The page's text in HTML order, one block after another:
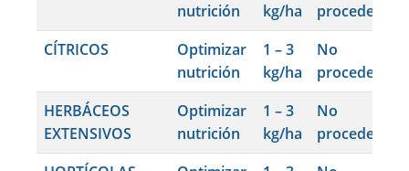
nutrición
kg/ha
procede
CÍTRICOS
Optimizar
nutrición
1 – 3
kg/ha
No
procede
HERBÁCEOS
EXTENSIVOS
Optimizar
nutrición
1 – 3
kg/ha
No
procede